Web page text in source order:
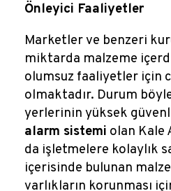
Önleyici Faaliyetler
Marketler ve benzeri
miktarda malzeme
olumsuz faaliyetler için
olmaktadır. Durum
yerlerinin yüksek
alarm sistemi olan Kale
da işletmelere kolaylık
içerisinde bulunan
varlıkların korunması